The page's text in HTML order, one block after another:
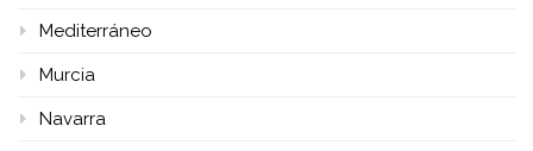
Mediterráneo
Murcia
Navarra